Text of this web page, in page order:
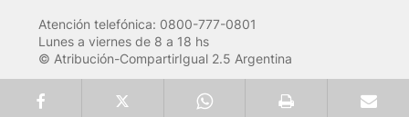
Atención telefónica: 0800-777-0801
Lunes a viernes de 8 a 18 hs
© Atribución-CompartirIgual 2.5 Argentina